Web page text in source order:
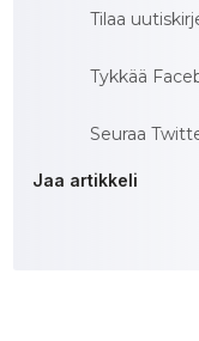
Tilaa
Tykkää
Seuraa
Jaa artikkeli